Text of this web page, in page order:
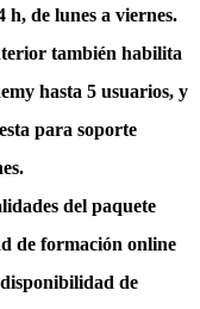
h, de lunes a viernes.
también habilita
hasta 5 usuarios, y
para soporte
del paquete
de formación online
de